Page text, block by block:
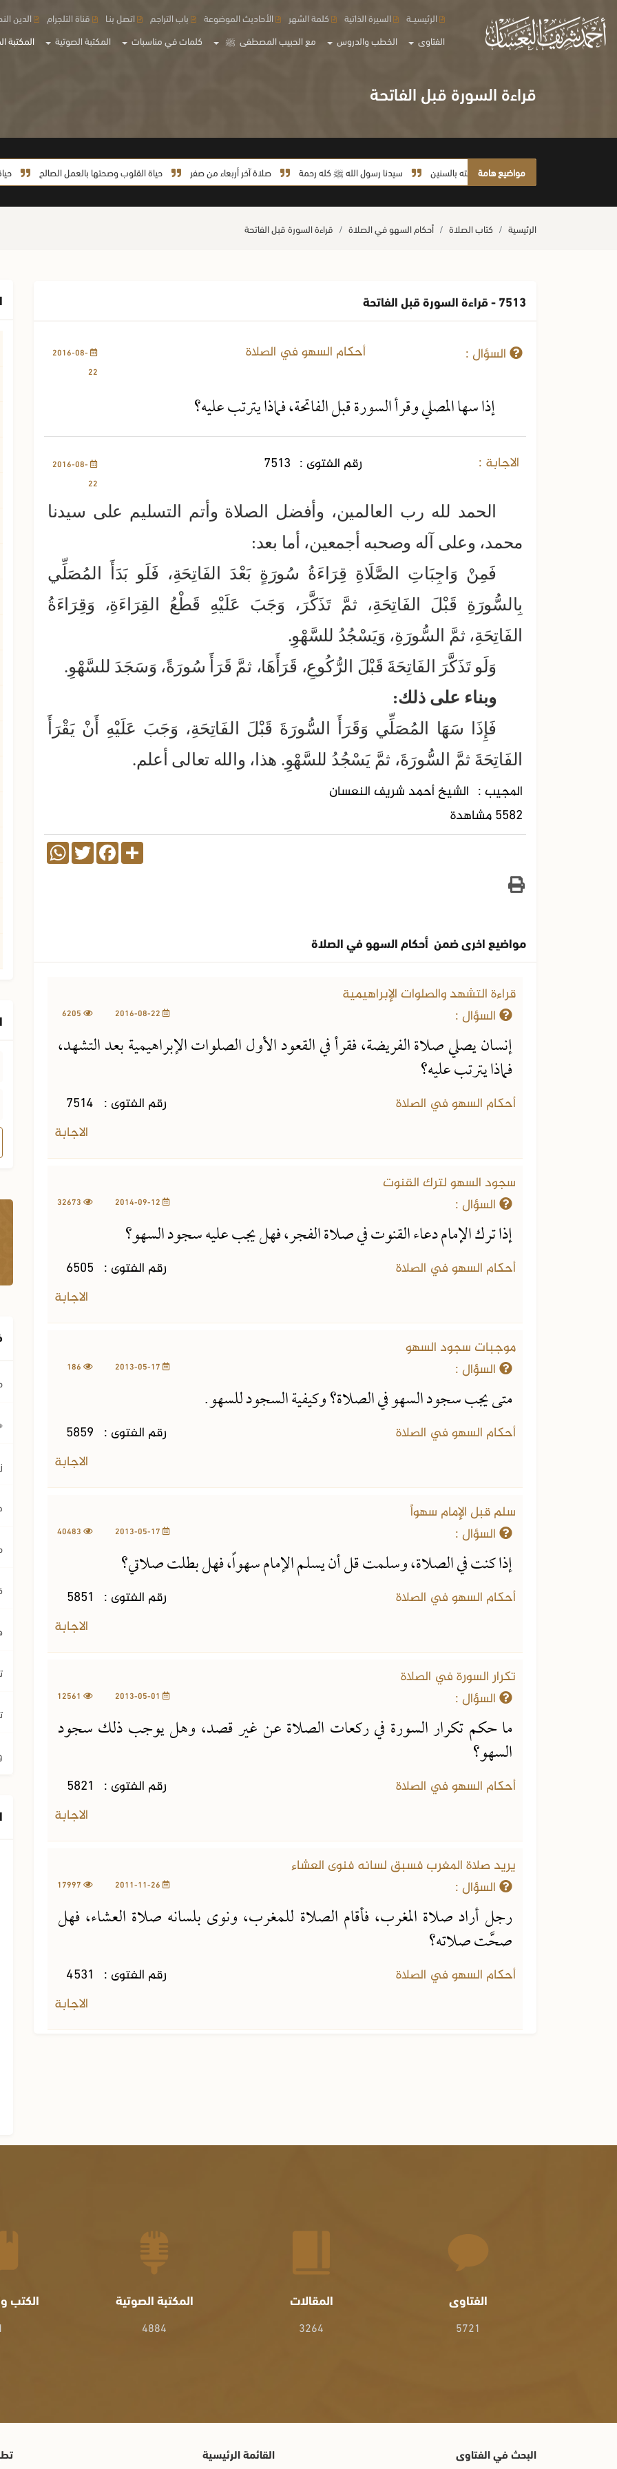
الفتاوى الخطب والدروس مع الحبيب المصطفى ﷺ كلمات في مناسبات المكتبة الصوتية المكتبة
الرئيسيــة السيرة الذاتية كلمة الشهر الأحاديث الموضوعة باب التراجم اتصل بنـا قناة التلجرام الدين
قراءة السورة قبل الفاتحة
مواضيع هامة
لا يأخذ أمته بالسنين سيدنا رسول الله ﷺ كله رحمة صلاة آخر أربعاء من صفر حياة القلوب وصحتها بالعمل الصالح حياة
الرئيسية كتاب الصلاة أحكام السهو في الصلاة قراءة السورة قبل الفاتحة
7513 - قراءة السورة قبل الفاتحة
السؤال : أحكام السهو في الصلاة
2016-08-
22
إذا سها المصلي وقرأ السورة قبل الفاتحة، فماذا يترتب عليه؟
الاجابة : رقم الفتوى : 7513
2016-08-
22
الحمد لله رب العالمين، وأفضل الصلاة وأتم التسليم على سيدنا
محمد، وعلى آله وصحبه أجمعين، أما بعد:
فَمِنْ وَاجِبَاتِ الصَّلَاةِ قِرَاءَةُ سُورَةٍ بَعْدَ الفَاتِحَةِ، فَلَو بَدَأَ المُصَلِّي
بِالسُّورَةِ قَبْلَ الفَاتِحَةِ، ثمَّ تَذَكَّرَ، وَجَبَ عَلَيْهِ قَطْعُ القِرَاءَةِ، وَقِرَاءَةُ
الفَاتِحَةِ، ثمَّ السُّورَةِ، وَيَسْجُدُ للسَّهْوِ.
وَلَو تَذَكَّرَ الفَاتِحَةَ قَبْلَ الرُّكُوعِ، قَرَأَهَا، ثمَّ قَرَأَ سُورَةً، وَسَجَدَ للسَّهْوِ.
وبناء على ذلك:
فَإِذَا سَهَا المُصَلِّي وَقَرَأَ السُّورَةَ قَبْلَ الفَاتِحَةِ، وَجَبَ عَلَيْهِ أَنْ يَقْرَأَ
الفَاتِحَةَ ثمَّ السُّورَةَ، ثمَّ يَسْجُدُ للسَّهْوِ. هذا، والله تعالى أعلم.
المجيب : الشيخ أحمد شريف النعسان
5582 مشاهدة
Share
Facebook
Twitter
WhatsApp
مواضيع اخرى ضمن أحكام السهو في الصلاة
قراءة التشهد والصلوات الإبراهيمية
السؤال :
إنسان يصلي صلاة الفريضة، فقرأ في القعود الأول الصلوات الإبراهيمية بعد التشهد،
فماذا يترتب عليه؟
أحكام السهو في الصلاة رقم الفتوى : 7514
الاجابة
سجود السهو لترك القنوت
السؤال :
إذا ترك الإمام دعاء القنوت في صلاة الفجر، فهل يجب عليه سجود السهو؟
أحكام السهو في الصلاة رقم الفتوى : 6505
الاجابة
موجبات سجود السهو
السؤال :
متى يجب سجود السهو في الصلاة؟ وكيفية السجود للسهو.
أحكام السهو في الصلاة رقم الفتوى : 5859
الاجابة
سلم قبل الإمام سهواً
السؤال :
إذا كنت في الصلاة، وسلمت قل أن يسلم الإمام سهواً، فهل بطلت صلاتي؟
أحكام السهو في الصلاة رقم الفتوى : 5851
الاجابة
تكرار السورة في الصلاة
السؤال :
ما حكم تكرار السورة في ركعات الصلاة عن غير قصد، وهل يوجب ذلك سجود
السهو؟
أحكام السهو في الصلاة رقم الفتوى : 5821
الاجابة
يريد صلاة المغرب فسبق لسانه فنوى العشاء
السؤال :
رجل أراد صلاة المغرب، فأقام الصلاة للمغرب، ونوى بلسانه صلاة العشاء، فهل
صحَّت صلاته؟
أحكام السهو في الصلاة رقم الفتوى : 4531
الاجابة
الفتاوى
5721
المقالات
3264
المكتبة الصوتية
4884
الكتب
البحث في الفتاوى القائمة الرئيسية